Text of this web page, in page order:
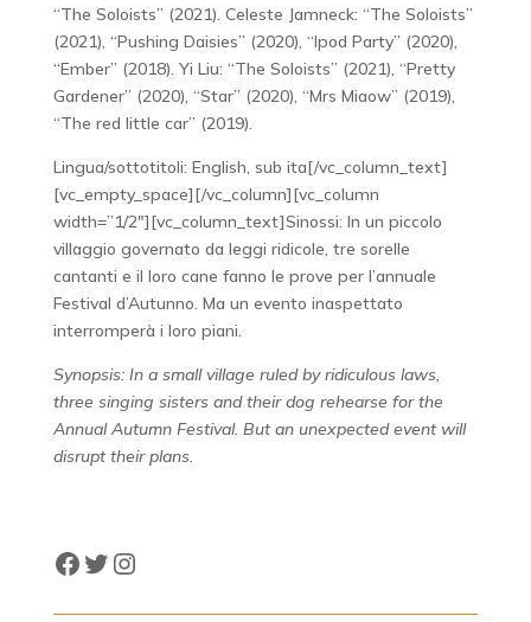
“The Soloists” (2021). Celeste Jamneck: “The Soloists”
(2021), “Pushing Daisies” (2020), “Ipod Party” (2020),
“Ember” (2018). Yi Liu: “The Soloists” (2021), “Pretty
Gardener” (2020), “Star” (2020), “Mrs Miaow” (2019),
“The red little car” (2019).
Lingua/sottotitoli: English, sub ita[/vc_column_text]
[vc_empty_space][/vc_column][vc_column
width=”1/2″][vc_column_text]Sinossi: In un piccolo
villaggio governato da leggi ridicole, tre sorelle
cantanti e il loro cane fanno le prove per l’annuale
Festival d’Autunno. Ma un evento inaspettato
interromperà i loro piani.
Synopsis: In a small village ruled by ridiculous laws,
three singing sisters and their dog rehearse for the
Annual Autumn Festival. But an unexpected event will
disrupt their plans.
Facebook
Twitter
Instagram